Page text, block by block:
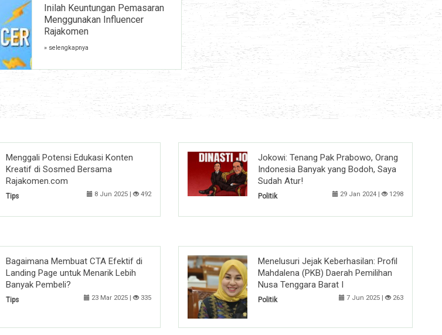
Inilah Keuntungan Pemasaran
Menggunakan Influencer
Rajakomen
» selengkapnya
Menggali Potensi Edukasi Konten
Kreatif di Sosmed Bersama
Rajakomen.com
Tips 8 Jun 2025 | 492
Jokowi: Tenang Pak Prabowo, Orang
Indonesia Banyak yang Bodoh, Saya
Sudah Atur!
Politik 29 Jan 2024 | 1298
Bagaimana Membuat CTA Efektif di
Landing Page untuk Menarik Lebih
Banyak Pembeli?
Tips 23 Mar 2025 | 335
Menelusuri Jejak Keberhasilan: Profil
Mahdalena (PKB) Daerah Pemilihan
Nusa Tenggara Barat I
Politik 7 Jun 2025 | 263